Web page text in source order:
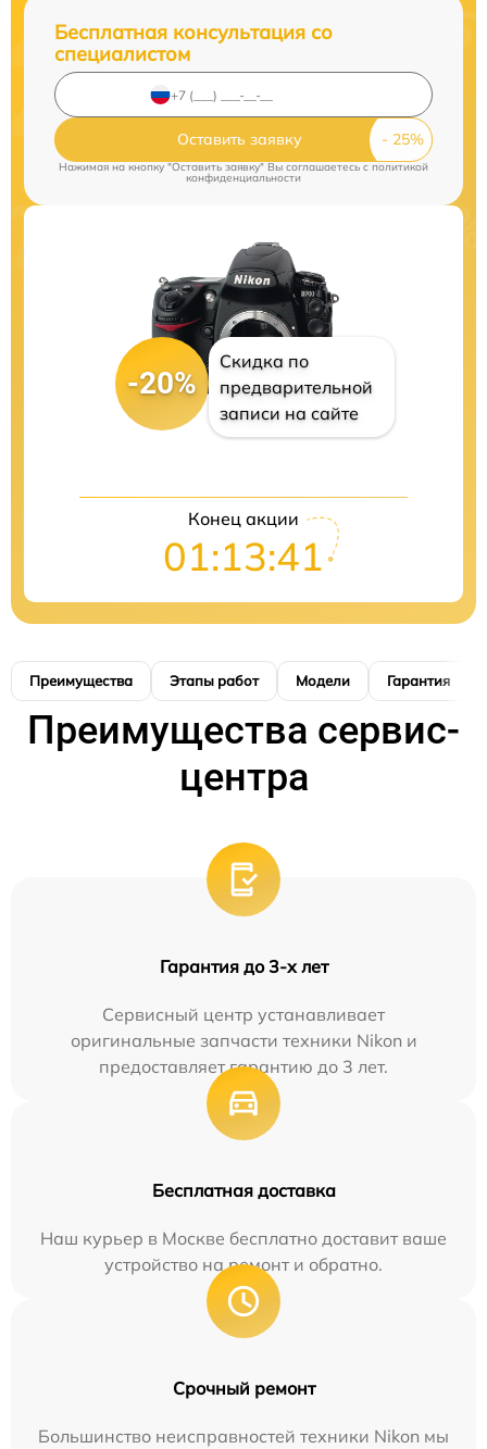
Бесплатная консультация со
специалистом
Оставить заявку
Нажимая на кнопку "Оставить заявку" Вы соглашаетесь cполитикой
конфиденциальности
-20%
Скидка по
предварительной
записи на сайте
Конец акции
01:13:40
Преимущества Этапы работ Модели Гарантия
Преимущества сервис-
центра
Гарантия до 3-х лет
Сервисный центр устанавливает
оригинальные запчасти техники Nikon и
предоставляет гарантию до 3 лет.
Бесплатная доставка
Наш курьер в Москве бесплатно доставит ваше
устройство на ремонт и обратно.
Срочный ремонт
Большинство неисправностей техники Nikon мы